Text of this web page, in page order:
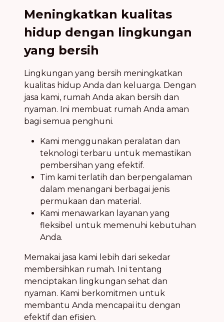
Meningkatkan kualitas
hidup dengan lingkungan
yang bersih
Lingkungan yang bersih meningkatkan
kualitas hidup Anda dan keluarga. Dengan
jasa kami, rumah Anda akan bersih dan
nyaman. Ini membuat rumah Anda aman
bagi semua penghuni.
Kami menggunakan peralatan dan
teknologi terbaru untuk memastikan
pembersihan yang efektif.
Tim kami terlatih dan berpengalaman
dalam menangani berbagai jenis
permukaan dan material.
Kami menawarkan layanan yang
fleksibel untuk memenuhi kebutuhan
Anda.
Memakai jasa kami lebih dari sekedar
membersihkan rumah. Ini tentang
menciptakan lingkungan sehat dan
nyaman. Kami berkomitmen untuk
membantu Anda mencapai itu dengan
efektif dan efisien.